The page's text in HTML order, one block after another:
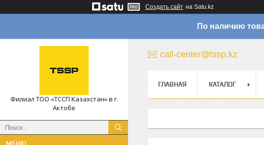
Создать сайт на Satu.kz
По наличию
Филиал ТОО «ТССП Казахстан» в г.
Актобе
call-center@tssp.kz
ГЛАВНАЯ КАТАЛОГ